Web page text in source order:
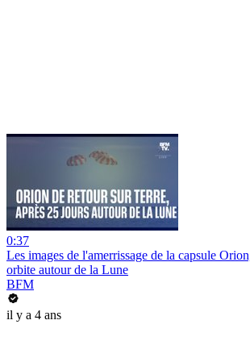
0:37
Les images de l'amerrissage de la capsule
orbite autour de la Lune
BFM
il y a 4 ans